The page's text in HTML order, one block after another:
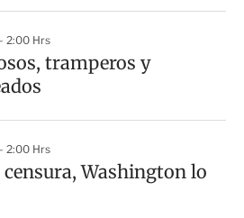
2:00 Hrs
tramperos y
2:00 Hrs
Washington lo